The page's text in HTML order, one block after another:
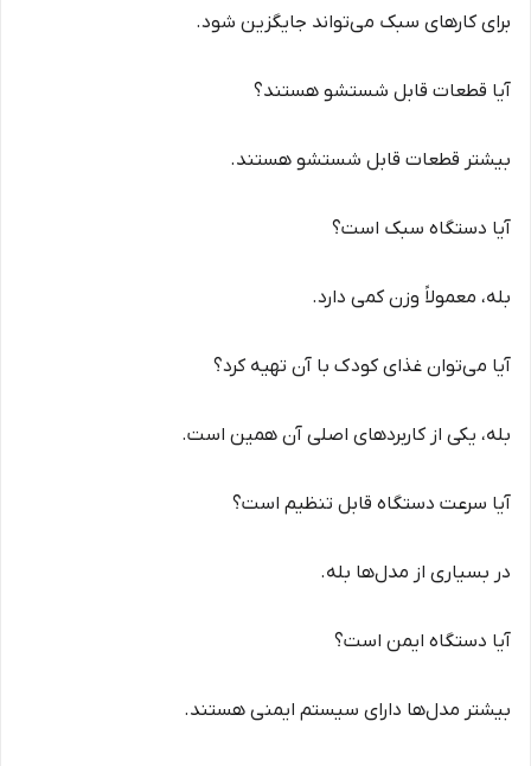
برای کارهای سبک می‌تواند جایگزین شود.
آیا قطعات قابل شستشو هستند؟
بیشتر قطعات قابل شستشو هستند.
آیا دستگاه سبک است؟
بله، معمولاً وزن کمی دارد.
آیا می‌توان غذای کودک با آن تهیه کرد؟
بله، یکی از کاربردهای اصلی آن همین است.
آیا سرعت دستگاه قابل تنظیم است؟
در بسیاری از مدل‌ها بله.
آیا دستگاه ایمن است؟
بیشتر مدل‌ها دارای سیستم ایمنی هستند.